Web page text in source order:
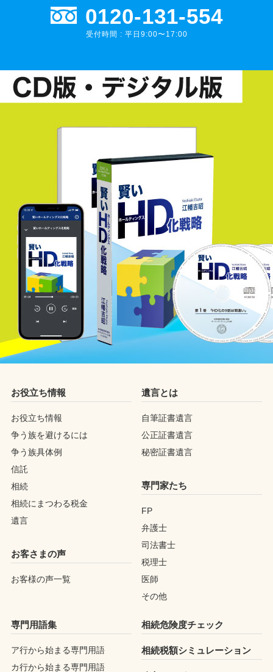
0120-131-554
受付時間 : 平日9:00〜17:00
お役立ち情報
お役立ち情報
争う族を避けるには
争う族具体例
信託
相続
相続にまつわる税金
遺言
お客さまの声
お客様の声一覧
遺言とは
自筆証書遺言
公正証書遺言
秘密証書遺言
専門家たち
FP
弁護士
司法書士
税理士
医師
その他
専門用語集
ア行から始まる専門用語
カ行から始まる専門用語
相続危険度チェック
相続税額シミュレーション